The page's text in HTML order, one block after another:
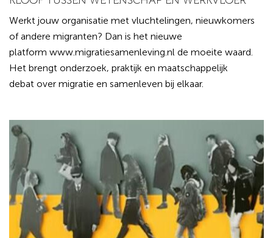
Werkt jouw organisatie met vluchtelingen, nieuwkomers
of andere migranten? Dan is het nieuwe
platform www.migratiesamenleving.nl de moeite waard.
Het brengt onderzoek, praktijk en maatschappelijk
debat over migratie en samenleven bij elkaar.